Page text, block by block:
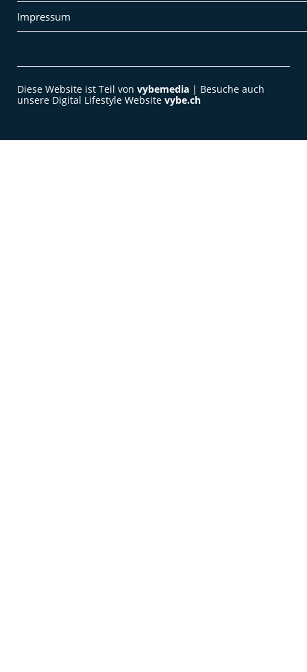
Impressum
Diese Website ist Teil von vybemedia | Besuche auch
unsere Digital Lifestyle Website vybe.ch